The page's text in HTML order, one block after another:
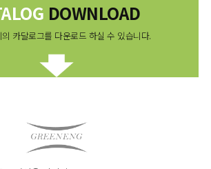
DOWNLOAD
카달로그를 다운로드 하실 수 있습니다.